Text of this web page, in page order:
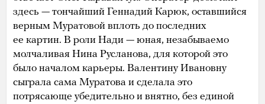
здесь — тончайший Геннадий Карюк, оставшийся
верным Муратовой вплоть до последних
ее картин. В роли Нади — юная, незабываемо
молчаливая Нина Русланова, для которой это
было началом карьеры. Валентину Ивановну
сыграла сама Муратова и сделала это
потрясающе убедительно и внятно, без единой